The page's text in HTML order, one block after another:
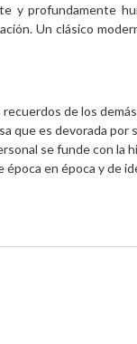
y profundamente
Un clásico
de los
que es devorada por
se funde con la
época en época y de